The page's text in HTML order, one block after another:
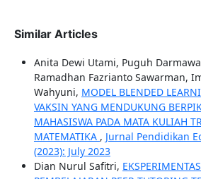
Similar Articles
Anita Dewi Utami, Puguh
Ramadhan Fazrianto Sawarman,
Wahyuni, MODEL BLENDED
VAKSIN YANG MENDUKUNG
MAHASISWA PADA MATA KULIAH
MATEMATIKA , Jurnal Pendidikan
(2023): July 2023
Dian Nurul Safitri,